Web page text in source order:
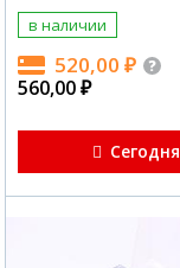
в наличии
520,00 ₽
560,00₽
Сегодня